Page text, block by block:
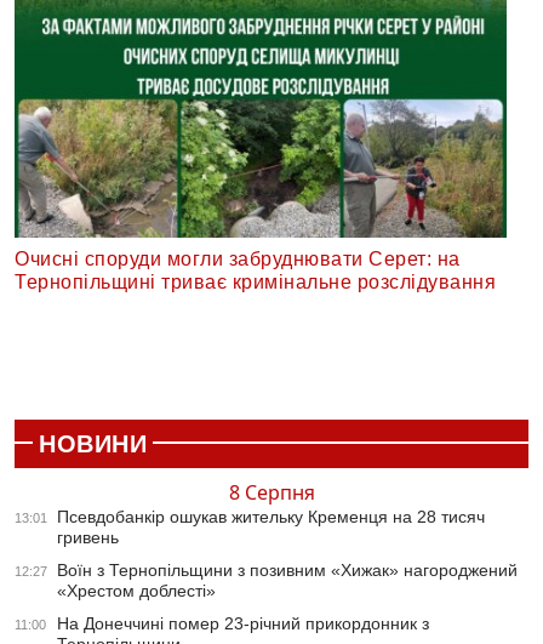
Очисні споруди могли забруднювати Серет: на
Тернопільщині триває кримінальне розслідування
НОВИНИ
8 Серпня
13:01
Псевдобанкір ошукав жительку Кременця на 28 тисяч
гривень
12:27
Воїн з Тернопільщини з позивним «Хижак» нагороджений
«Хрестом доблесті»
11:00
На Донеччині помер 23-річний прикордонник з